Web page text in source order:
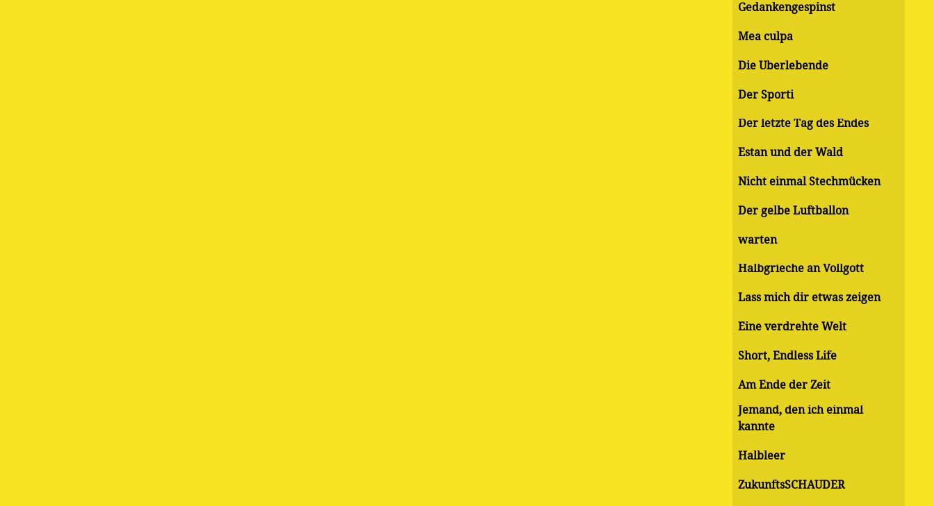
Gedankengespinst
Mea culpa
Die Überlebende
Der Sporti
Der letzte Tag des Endes
Estan und der Wald
Nicht einmal Stechmücken
Der gelbe Luftballon
warten
Halbgrieche an Vollgott
Lass mich dir etwas zeigen
Eine verdrehte Welt
Short, Endless Life
Am Ende der Zeit
Jemand, den ich einmal
kannte
Halbleer
ZukunftsSCHAUDER